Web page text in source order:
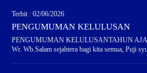
Terbit : 02/06/2026
PENGUMUMAN KELULUSAN
PENGUMUMAN KELULUSANTAHUN
Wr. Wb.Salam sejahtera bagi kita semua, Puji